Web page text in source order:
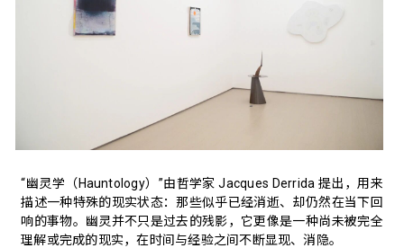
“幽灵学（Hauntology）”由哲学家 Jacques Derrida 提出，用来
描述一种特殊的现实状态：那些似乎已经消逝、却仍然在当下回
响的事物。幽灵并不只是过去的残影，它更像是一种尚未被完全
理解或完成的现实，在时间与经验之间不断显现、消隐。